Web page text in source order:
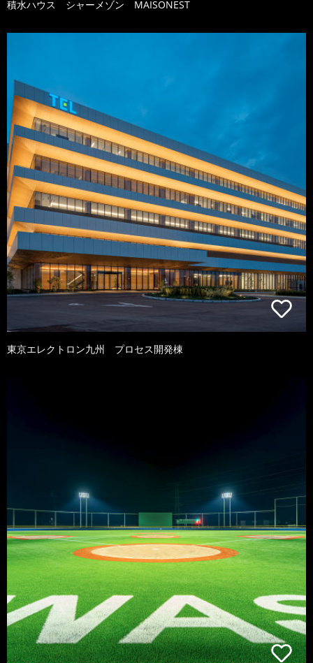
積水ハウス シャーメゾン MAISONEST
東京エレクトロン九州 プロセス開発棟